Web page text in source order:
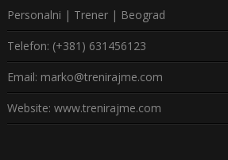
Personalni | Trener | Beograd
Telefon: (+381) 631456123
Email: marko@trenirajme.com
Website: www.trenirajme.com